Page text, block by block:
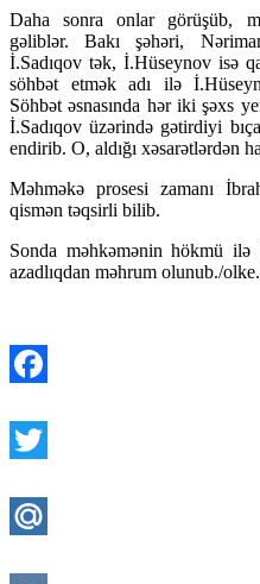
Daha sonra onlar görüşüb,
gəliblər. Bakı şəhəri,
İ.Sadıqov tək, İ.Hüseynov isə
söhbət etmək adı ilə
Söhbət əsnasında hər iki şəxs
İ.Sadıqov üzərində gətirdiyi
endirib. O, aldığı xəsarətlərdən
Məhməkə prosesi zamanı
qismən təqsirli bilib.
Sonda məhkəmənin hökmü
azadlıqdan məhrum olunub./